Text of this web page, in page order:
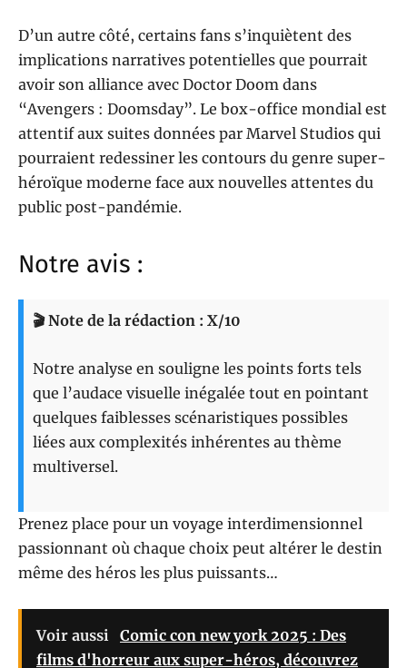
D’un autre côté, certains fans s’inquiètent des
implications narratives potentielles que pourrait
avoir son alliance avec Doctor Doom dans
“Avengers : Doomsday”. Le box-office mondial est
attentif aux suites données par Marvel Studios qui
pourraient redessiner les contours du genre super-
héroïque moderne face aux nouvelles attentes du
public post-pandémie.
Notre avis :
🎬 Note de la rédaction : X/10
Notre analyse en souligne les points forts tels
que l’audace visuelle inégalée tout en pointant
quelques faiblesses scénaristiques possibles
liées aux complexités inhérentes au thème
multiversel.
Prenez place pour un voyage interdimensionnel
passionnant où chaque choix peut altérer le destin
même des héros les plus puissants…
Voir aussi Comic con new york 2025 : Des
films d'horreur aux super-héros, découvrez